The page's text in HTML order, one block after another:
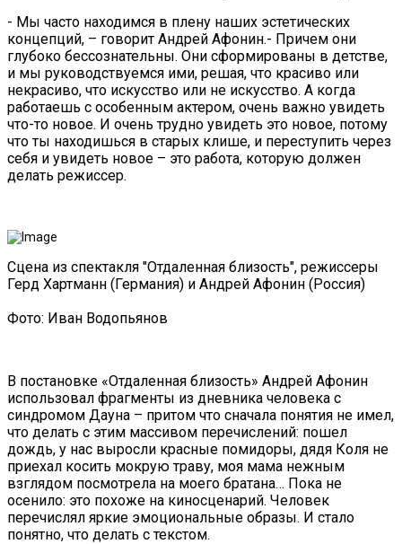
- Мы часто находимся в плену наших эстетических
концепций, – говорит Андрей Афонин.- Причем они
глубоко бессознательны. Они сформированы в детстве,
и мы руководствуемся ими, решая, что красиво или
некрасиво, что искусство или не искусство. А когда
работаешь с особенным актером, очень важно увидеть
что-то новое. И очень трудно увидеть это новое, потому
что ты находишься в старых клише, и переступить через
себя и увидеть новое – это работа, которую должен
делать режиссер.
Сцена из спектакля "Отдаленная близость", режиссеры
Герд Хартманн (Германия) и Андрей Афонин (Россия)
Фото: Иван Водопьянов
В постановке «Отдаленная близость» Андрей Афонин
использовал фрагменты из дневника человека с
синдромом Дауна – притом что сначала понятия не имел,
что делать с этим массивом перечислений: пошел
дождь, у нас выросли красные помидоры, дядя Коля не
приехал косить мокрую траву, моя мама нежным
взглядом посмотрела на моего братана… Пока не
осенило: это похоже на киносценарий. Человек
перечислял яркие эмоциональные образы. И стало
понятно, что делать с текстом.